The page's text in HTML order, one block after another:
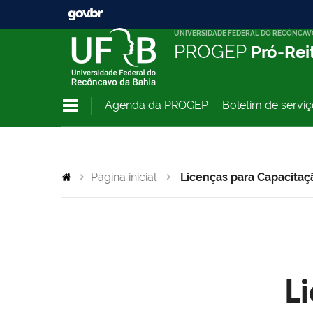
UNIVERSIDADE FEDERAL DO
PROGEP Pró-
Agenda da PROGEP Boletim de
Página inicial Licenças para